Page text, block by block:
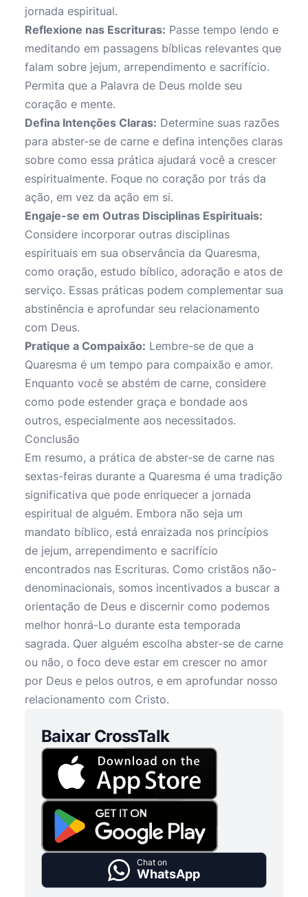
jornada espiritual.
Reflexione nas Escrituras: Passe tempo lendo e
meditando em passagens bíblicas relevantes que
falam sobre jejum, arrependimento e sacrifício.
Permita que a Palavra de Deus molde seu
coração e mente.
Defina Intenções Claras: Determine suas razões
para abster-se de carne e defina intenções claras
sobre como essa prática ajudará você a crescer
espiritualmente. Foque no coração por trás da
ação, em vez da ação em si.
Engaje-se em Outras Disciplinas Espirituais:
Considere incorporar outras disciplinas
espirituais em sua observância da Quaresma,
como oração, estudo bíblico, adoração e atos de
serviço. Essas práticas podem complementar sua
abstinência e aprofundar seu relacionamento
com Deus.
Pratique a Compaixão: Lembre-se de que a
Quaresma é um tempo para compaixão e amor.
Enquanto você se abstém de carne, considere
como pode estender graça e bondade aos
outros, especialmente aos necessitados.
Conclusão
Em resumo, a prática de abster-se de carne nas
sextas-feiras durante a Quaresma é uma tradição
significativa que pode enriquecer a jornada
espiritual de alguém. Embora não seja um
mandato bíblico, está enraizada nos princípios
de jejum, arrependimento e sacrifício
encontrados nas Escrituras. Como cristãos não-
denominacionais, somos incentivados a buscar a
orientação de Deus e discernir como podemos
melhor honrá-Lo durante esta temporada
sagrada. Quer alguém escolha abster-se de carne
ou não, o foco deve estar em crescer no amor
por Deus e pelos outros, e em aprofundar nosso
relacionamento com Cristo.
Baixar CrossTalk
Chat on
WhatsApp